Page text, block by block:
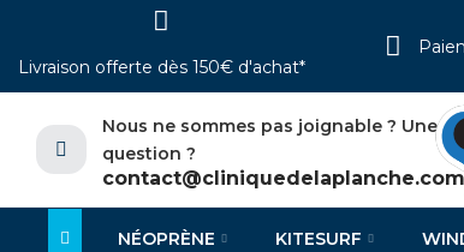
Livraison offerte dès 150€ d'achat*
Nous ne sommes pas joignable ? Une
question ?
contact@cliniquedelaplanche.com
NÉOPRÈNE KITESURF